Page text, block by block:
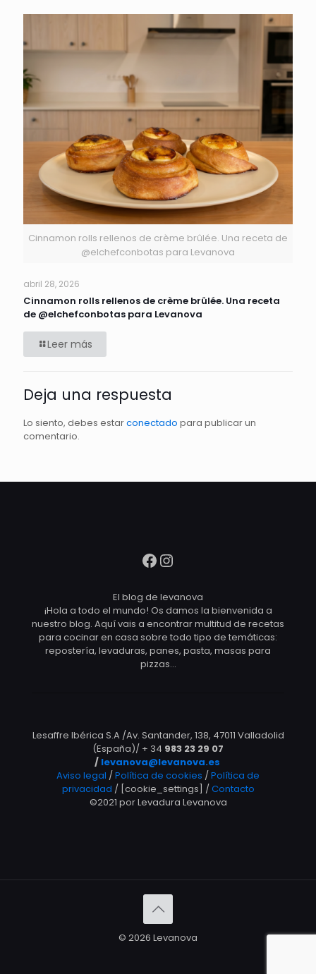
Cinnamon rolls rellenos de crème brûlée. Una receta de
@elchefconbotas para Levanova
abril 28, 2026
Cinnamon rolls rellenos de crème brûlée. Una receta
de @elchefconbotas para Levanova
Leer más
Deja una respuesta
Lo siento, debes estarconectado para publicar un
comentario.
Facebook
Instagram
El blog de levanova
¡Hola a todo el mundo! Os damos la bienvenida a
nuestro blog. Aquí vais a encontrar multitud de recetas
para cocinar en casa sobre todo tipo de temáticas:
repostería, levaduras, panes, pasta, masas para
pizzas…
Lesaffre Ibérica S.A /Av. Santander, 138, 47011 Valladolid
(España)/ + 34 983 23 29 07
/ levanova@levanova.es
Aviso legal / Política de cookies / Política de
privacidad / [cookie_settings] / Contacto
©2021 por Levadura Levanova
© 2026 Levanova